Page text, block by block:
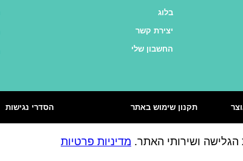
בלוג
יצירת קשר
החשבון שלי
תקנון שימוש באתר הסדרי נגישות
הגלישה ושירותי האתר. מדיניות פרטיות